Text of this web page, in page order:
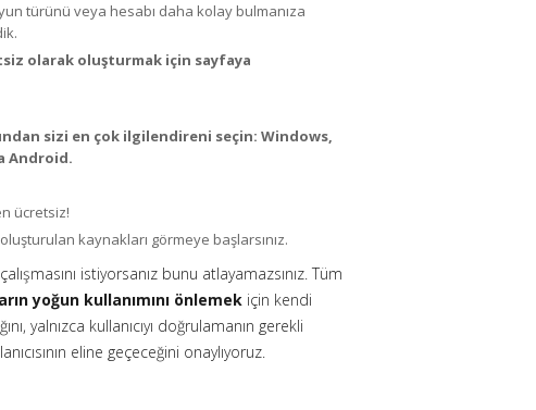
türünü veya hesabı daha kolay bulmanıza
olarak oluşturmak için sayfaya
sizi en çok ilgilendireni seçin: Windows,
Android.
ücretsiz!
kaynakları görmeye başlarsınız.
istiyorsanız bunu atlayamazsınız. Tüm
yoğun kullanımını önlemek için kendi
yalnızca kullanıcıyı doğrulamanın gerekli
eline geçeceğini onaylıyoruz.